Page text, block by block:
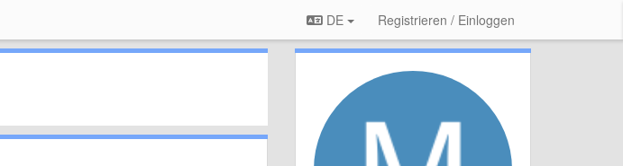
DE Registrieren / Einloggen